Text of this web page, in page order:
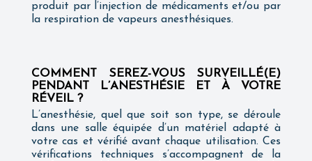
produit par l’injection de médicaments et/ou par
la respiration de vapeurs anesthésiques.
COMMENT SEREZ-VOUS SURVEILLÉ(E)
PENDANT L’ANESTHÉSIE ET À VOTRE
RÉVEIL ?
L’anesthésie, quel que soit son type, se déroule
dans une salle équipée d’un matériel adapté à
votre cas et vérifié avant chaque utilisation. Ces
vérifications techniques s’accompagnent de la